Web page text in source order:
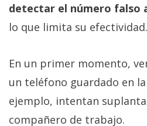
detectar el número falso
lo que limita su efectividad.
En un primer momento,
un teléfono guardado en
ejemplo, intentan
compañero de trabajo.